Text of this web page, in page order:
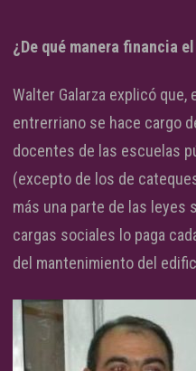
¿De qué manera financia
Walter Galarza explicó
entrerriano se hace cargo
docentes de las escuelas
(excepto de los de
más una parte de las leyes
cargas sociales lo paga
del mantenimiento del